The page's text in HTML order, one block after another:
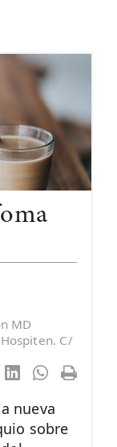
MD
C/
nueva
sobre